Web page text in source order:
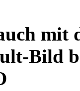
mit
Bild